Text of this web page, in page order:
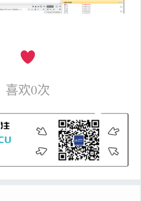
喜欢0次